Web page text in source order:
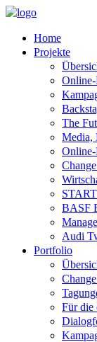
Home
Projekte
The
Media,
BASF
Audi
Portfolio
Für die